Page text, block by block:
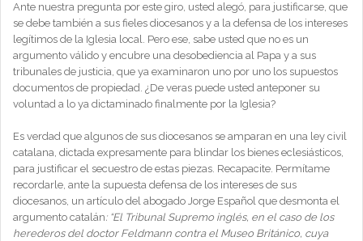
Ante nuestra pregunta por este giro, usted alegó, para justificarse, que
se debe también a sus fieles diocesanos y a la defensa de los intereses
legítimos de la Iglesia local. Pero ese, sabe usted que no es un
argumento válido y encubre una desobediencia al Papa y a sus
tribunales de justicia, que ya examinaron uno por uno los supuestos
documentos de propiedad. ¿De veras puede usted anteponer su
voluntad a lo ya dictaminado finalmente por la Iglesia?
Es verdad que algunos de sus diocesanos se amparan en una ley civil
catalana, dictada expresamente para blindar los bienes eclesiásticos,
para justificar el secuestro de estas piezas. Recapacite. Permítame
recordarle, ante la supuesta defensa de los intereses de sus
diocesanos, un artículo del abogado Jorge Español que desmonta el
argumento catalán: “El Tribunal Supremo inglés, en el caso de los
herederos del doctor Feldmann contra el Museo Británico, cuya